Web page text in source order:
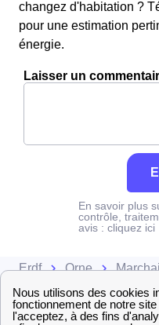
changez d'habitation ?
pour une estimation
énergie.
Laisser un
En savoir plus
contrôle,
avis : cliquez ici
Erdf Orne